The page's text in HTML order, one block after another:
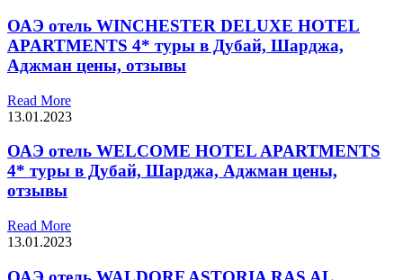
ОАЭ отель WINCHESTER DELUXE HOTEL
APARTMENTS 4* туры в Дубай, Шарджа,
Аджман цены, отзывы
Read More
13.01.2023
ОАЭ отель WELCOME HOTEL APARTMENTS
4* туры в Дубай, Шарджа, Аджман цены,
отзывы
Read More
13.01.2023